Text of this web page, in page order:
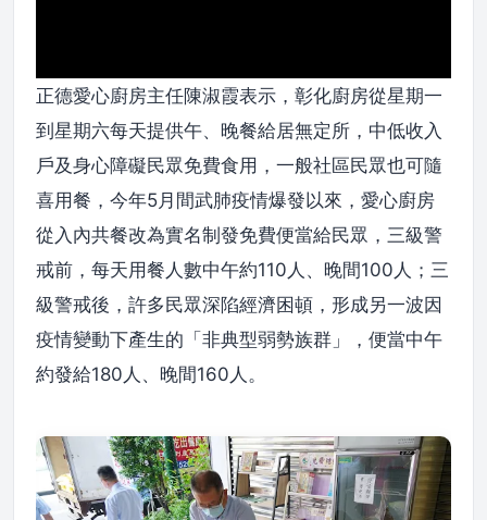
正德愛心廚房主任陳淑霞表示，彰化廚房從星期一
到星期六每天提供午、晚餐給居無定所，中低收入
戶及身心障礙民眾免費食用，一般社區民眾也可隨
喜用餐，今年5月間武肺疫情爆發以來，愛心廚房
從入內共餐改為實名制發免費便當給民眾，三級警
戒前，每天用餐人數中午約110人、晚間100人；三
級警戒後，許多民眾深陷經濟困頓，形成另一波因
疫情變動下產生的「非典型弱勢族群」，便當中午
約發給180人、晚間160人。